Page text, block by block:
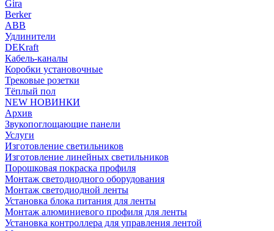
Gira
Berker
ABB
Удлинители
DEKraft
Кабель-каналы
Коробки установочные
Трековые розетки
Тёплый пол
NEW НОВИНКИ
Архив
Звукопоглощающие панели
Услуги
Изготовление светильников
Изготовление линейных светильников
Порошковая покраска профиля
Монтаж светодиодного оборудования
Монтаж светодиодной ленты
Установка блока питания для ленты
Монтаж алюминиевого профиля для ленты
Установка контроллера для управления лентой